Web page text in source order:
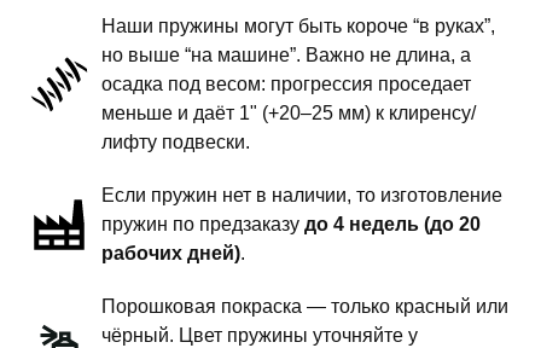
поколение
пружины
сток
Наши пружины могут быть короче “в руках”,
но выше “на машине”. Важно не длина, а
осадка под весом: прогрессия проседает
меньше и даёт 1" (+20–25 мм) к клиренсу/
лифту подвески.
Если пружин нет в наличии, то изготовление
пружин по предзаказу до 4 недель (до 20
рабочих дней).
Порошковая покраска — только красный или
чёрный. Цвет пружины уточняйте у